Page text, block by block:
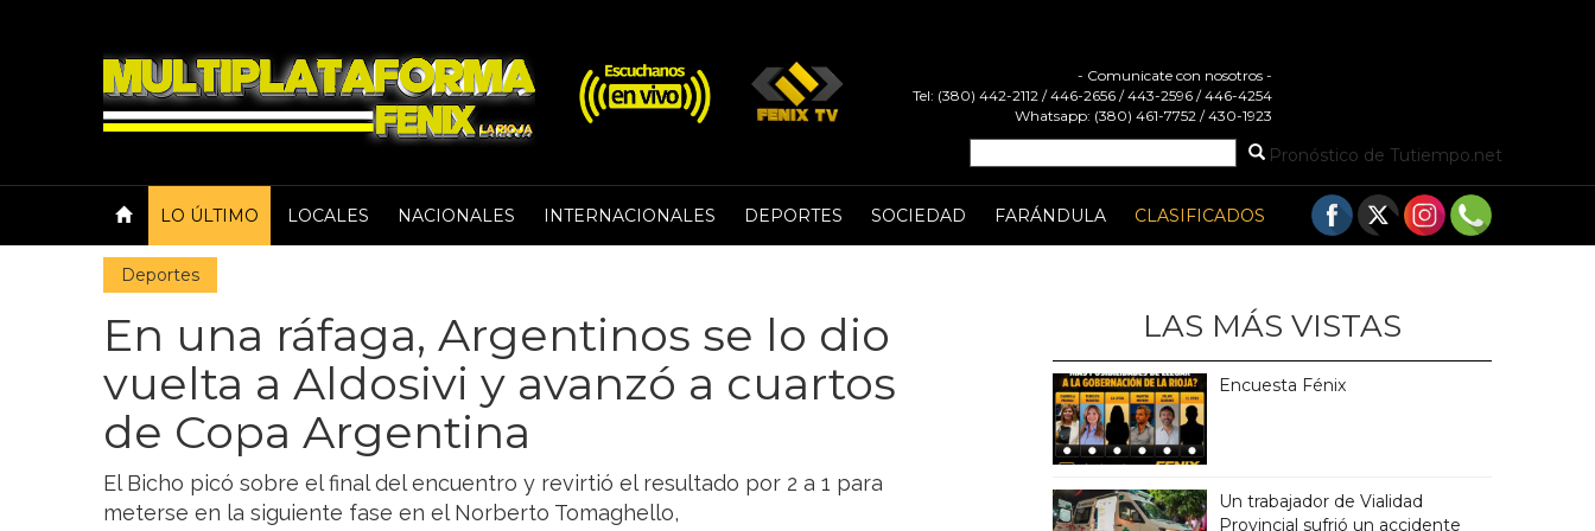
- Comunicate con nosotros -
Tel: (380) 442-2112 / 446-2656 / 443-2596 / 446-4254
Whatsapp: (380) 461-7752 / 430-1923
Pronóstico de Tutiempo.net
LO ÚLTIMO LOCALES NACIONALES INTERNACIONALES DEPORTES SOCIEDAD FARÁNDULA CLASIFICADOS
Deportes
En una ráfaga, Argentinos se lo dio
vuelta a Aldosivi y avanzó a cuartos
de Copa Argentina
El Bicho picó sobre el final del encuentro y revirtió el resultado por 2 a 1 para
meterse en la siguiente fase en el Norberto Tomaghello,
LAS MÁS VISTAS
Encuesta Fénix
Un trabajador de Vialidad
Provincial sufrió un accidente